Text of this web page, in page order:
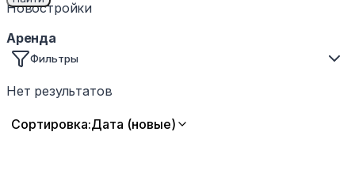
Новостройки
Аренда
Фильтры
Нет результатов
Сортировка:Дата (новые)